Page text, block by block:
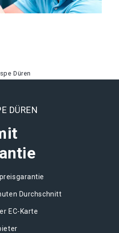
Düren
DÜREN
Durchschnitt
EC-Karte